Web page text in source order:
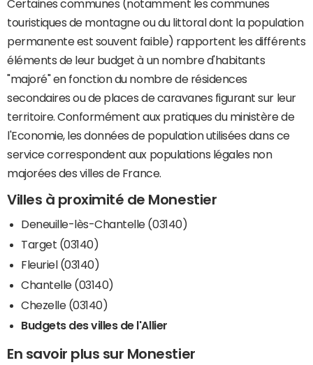
Certaines communes (notamment les communes
touristiques de montagne ou du littoral dont la population
permanente est souvent faible) rapportent les différents
éléments de leur budget à un nombre d'habitants
"majoré" en fonction du nombre de résidences
secondaires ou de places de caravanes figurant sur leur
territoire. Conformément aux pratiques du ministère de
l'Economie, les données de population utilisées dans ce
service correspondent aux populations légales non
majorées des villes de France.
Villes à proximité de Monestier
Deneuille-lès-Chantelle (03140)
Target (03140)
Fleuriel (03140)
Chantelle (03140)
Chezelle (03140)
Budgets des villes de l'Allier
En savoir plus sur Monestier